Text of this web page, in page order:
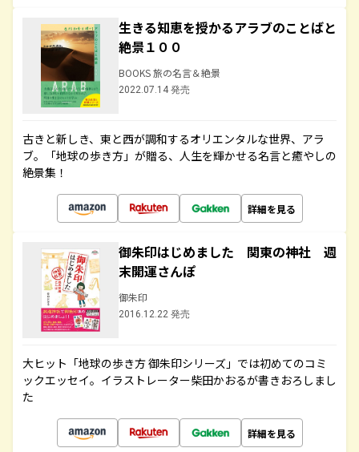
生きる知恵を授かるアラブのことばと
絶景１００
BOOKS 旅の名言＆絶景
2022.07.14 発売
古きと新しき、東と西が調和するオリエンタルな世界、アラ
ブ。「地球の歩き方」が贈る、人生を輝かせる名言と癒やしの
絶景集！
詳細を見る
御朱印はじめました 関東の神社 週
末開運さんぽ
御朱印
2016.12.22 発売
大ヒット「地球の歩き方 御朱印シリーズ」では初めてのコミ
ックエッセイ。イラストレーター柴田かおるが書きおろしまし
た
詳細を見る